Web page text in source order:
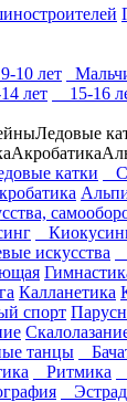
9-10 лет
лет 15-16
Ледовые
Акробатика
катки
искусства
Калланетика
спорт
танцы
Ритмика